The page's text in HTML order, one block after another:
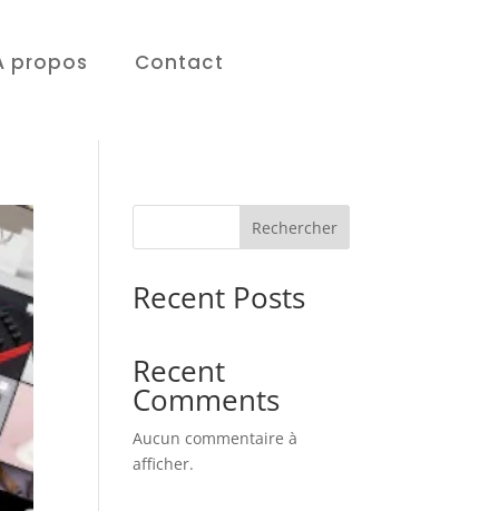
propos Contact
Rechercher
Recent Posts
Recent
Comments
Aucun commentaire à
afficher.